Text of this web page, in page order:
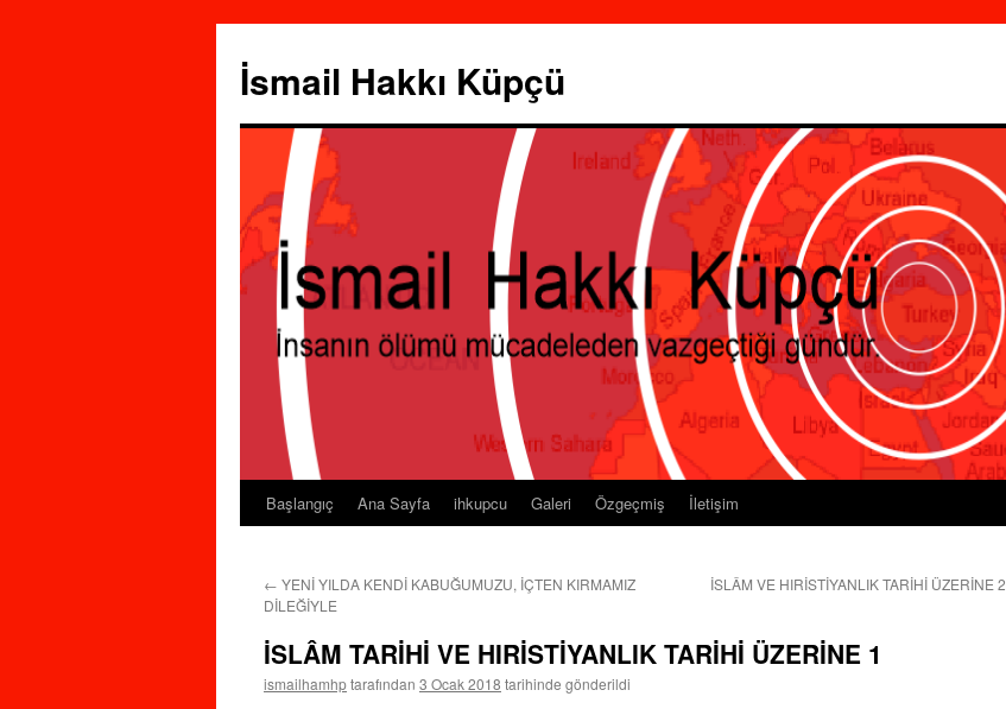
İsmail Hakkı Küpçü
Başlangıç Ana Sayfa ihkupcu Galeri Özgeçmiş İletişim
← YENİ YILDA KENDİ KABUĞUMUZU, İÇTEN KIRMAMIZ
DİLEĞİYLE
İSLÂM VE HIRİSTİYANLIK TARİHİ ÜZERİNE 2
İSLÂM TARİHİ VE HIRİSTİYANLIK TARİHİ ÜZERİNE 1
ismailhamhptarafından 3 Ocak 2018 tarihinde gönderildi